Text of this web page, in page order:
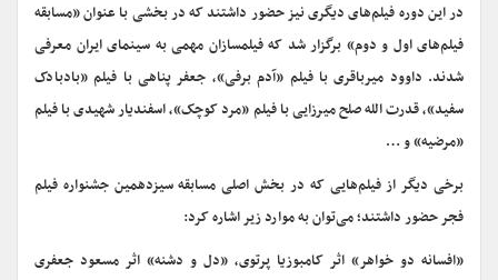
در این دوره فیلم‌های دیگری نیز حضور داشتند که در بخشی با عنوان «مسابقه
فیلم‌های اول و دوم» برگزار شد که فیلمسازان مهمی به سینمای ایران معرفی
شدند. داوود میرباقری با فیلم «آدم برفی»، جعفر پناهی با فیلم «بادبادک
سفید»، قدرت الله صلح میرزایی با فیلم «مرد کوچک»، اسفندیار شهیدی با فیلم
«مرضیه» و …
برخی دیگر از فیلم‌هایی که در بخش اصلی مسابقه سیزدهمین جشنواره فیلم
فجر حضور داشتند؛ می‌توان به موارد زیر اشاره کرد:
«افسانه دو خواهر» اثر کامبوزیا پرتوی، «دل و دشنه» اثر مسعود جعفری